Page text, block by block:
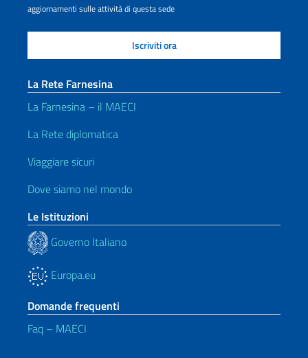
aggiornamenti sulle attività di questa sede
La Rete Farnesina
La Farnesina – il MAECI
La Rete diplomatica
Viaggiare sicuri
Dove siamo nel mondo
Le Istituzioni
Governo Italiano
Europa.eu
Domande frequenti
Faq – MAECI